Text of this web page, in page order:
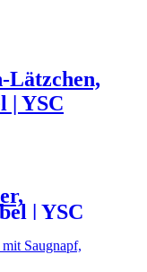
Lätzchen,
| YSC
| YSC